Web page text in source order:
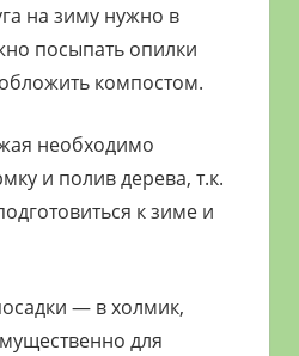
на зиму нужно в
посыпать опилки
компостом.
необходимо
и полив дерева, т.к.
к зиме и
— в холмик,
для